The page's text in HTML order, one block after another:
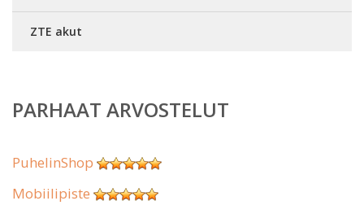
ZTE akut
PARHAAT ARVOSTELUT
PuhelinShop
Mobiilipiste